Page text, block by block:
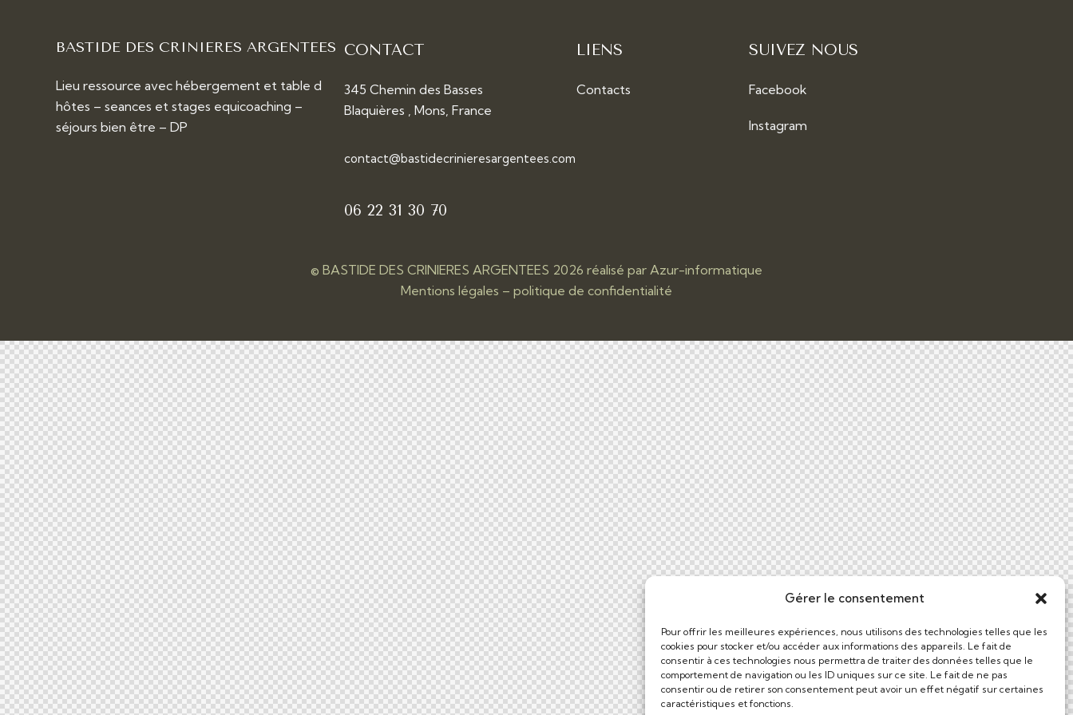
Gérer le consentement
Pour offrir les meilleures expériences, nous utilisons des technologies telles que les
cookies pour stocker et/ou accéder aux informations des appareils. Le fait de
consentir à ces technologies nous permettra de traiter des données telles que le
comportement de navigation ou les ID uniques sur ce site. Le fait de ne pas
consentir ou de retirer son consentement peut avoir un effet négatif sur certaines
caractéristiques et fonctions.
BASTIDE DES CRINIERES ARGENTEES
Lieu ressource avec hébergement et table d
hôtes – seances et stages equicoaching –
séjours bien être – DP
CONTACT
345 Chemin des Basses
Blaquières , Mons, France
contact@bastidecrinieresargentees.com
06 22 31 30 70
LIENS
Contacts
SUIVEZ NOUS
Facebook
Instagram
© BASTIDE DES CRINIERES ARGENTEES 2026 réalisé par Azur-informatique
Mentions légales – politique de confidentialité